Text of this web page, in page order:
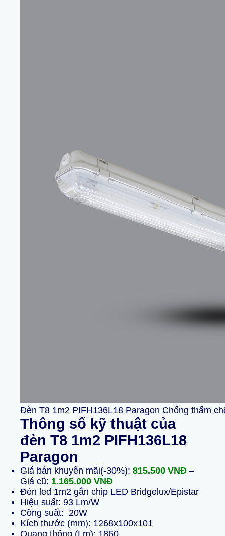
Đèn T8 1m2 PIFH136L18 Paragon Chống thấm
Thông số kỹ thuật của
đèn T8 1m2 PIFH136L18
Paragon
Giá bán khuyến mãi(-30%): 815.500 VNĐ –
Giá cũ: 1.165.000 VNĐ
Đèn led 1m2 gắn chip LED Bridgelux/Epistar
Hiệu suất: 93 Lm/W
Công suất: 20W
Kích thước (mm): 1268x100x101
Quang thông (Lm): 1860